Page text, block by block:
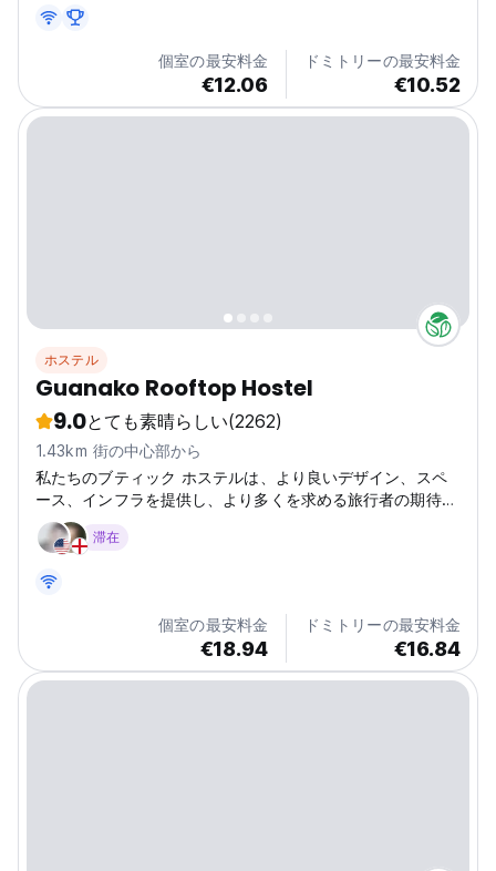
個室の最安料金
€12.06
ドミトリーの最安料金
€10.52
ホステル
Guanako Rooftop Hostel
9.0とても素晴らしい(2262)
1.43km 街の中心部から
私たちのブティック ホステルは、より良いデザイン、スペ
ース、インフラを提供し、より多くを求める旅行者の期待を
満たすために 2011 年に完全に改装されました。
滞在
個室の最安料金
€18.94
ドミトリーの最安料金
€16.84